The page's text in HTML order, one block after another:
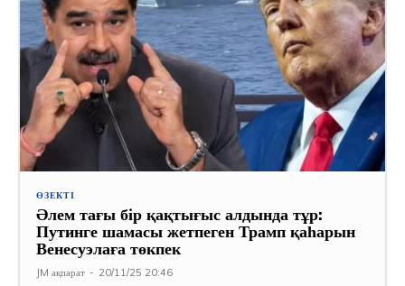
ӨЗЕКТІ
Әлем тағы бір қақтығыс алдында тұр:
Путинге шамасы жетпеген Трамп қаһарын
Венесуэлаға төкпек
JM ақпарат - 20/11/25 20:46